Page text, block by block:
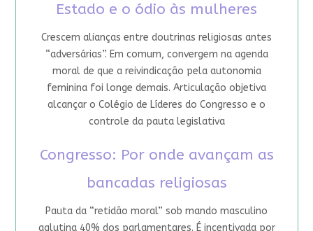
Estado e o ódio às mulheres
Crescem alianças entre doutrinas religiosas antes
“adversárias”. Em comum, convergem na agenda
moral de que a reivindicação pela autonomia
feminina foi longe demais. Articulação objetiva
alcançar o Colégio de Líderes do Congresso e o
controle da pauta legislativa
Congresso: Por onde avançam as
bancadas religiosas
Pauta da “retidão moral” sob mando masculino
aglutina 40% dos parlamentares. É incentivada por